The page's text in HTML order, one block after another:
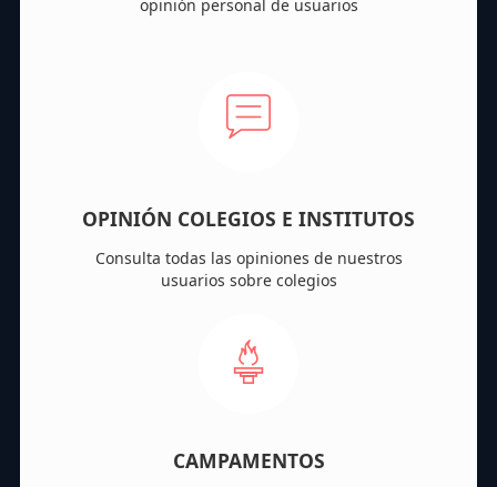
opinión personal de usuarios
OPINIÓN COLEGIOS E INSTITUTOS
Consulta todas las opiniones de nuestros
usuarios sobre colegios
CAMPAMENTOS